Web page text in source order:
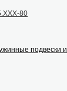
80
подвески и